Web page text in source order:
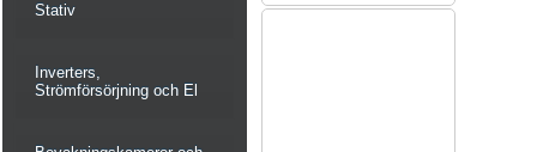
Stativ
Inverters,
Strömförsörjning och El